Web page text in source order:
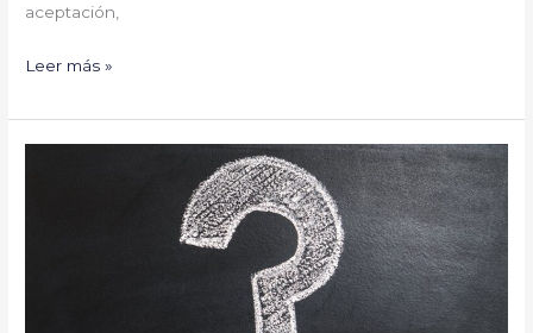
aceptación,
Leer más »